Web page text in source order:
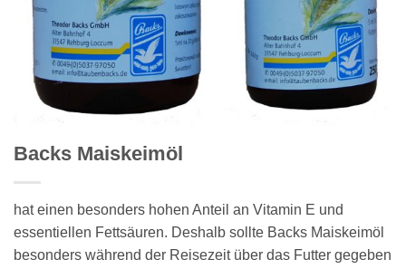
Backs Maiskeimöl
hat einen besonders hohen Anteil an Vitamin E und
essentiellen Fettsäuren. Deshalb sollte Backs Maiskeimöl
besonders während der Reisezeit über das Futter gegeben